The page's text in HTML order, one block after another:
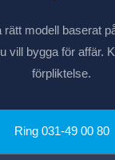
rätt modell baserat
vill bygga för affär.
förpliktelse.
Ring 031-49 00 80